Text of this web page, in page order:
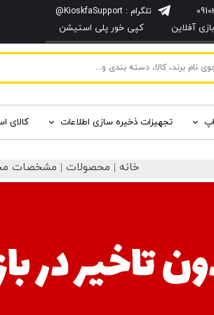
آفلاین کپی خور پلی استیشن
تلگرام : KioskfaSupport@
تجهیزات ذخیره سازی اطلاعات کالای
خانه | محصولات | مشخصات